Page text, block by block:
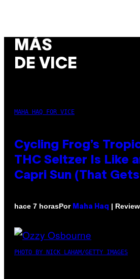
MÁS
DE VICE
MAHA HAQ FOR VICE
Cycling Frog’s
THC Seltzer Is Like
Capri Sun (That
hace 7 horasPor Maha Haq |
PHOTO BY NICK LAHAM/GETTY IMAGES